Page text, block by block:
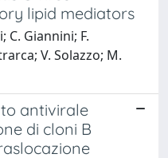
lipid mediators
C. Giannini; F.
V. Solazzo; M.
antivirale
di cloni B